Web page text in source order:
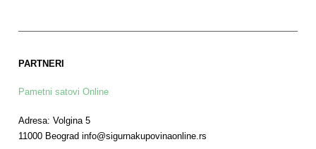
PARTNERI
Pametni satovi Online
Adresa: Volgina 5
11000 Beograd info@sigurnakupovinaonline.rs